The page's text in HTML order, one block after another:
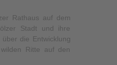
Rathaus auf dem
Stadt und ihre
die Entwicklung
Ritte auf den